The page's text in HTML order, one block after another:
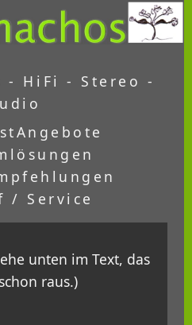
- HiFi - Stereo -
Angebote
/ Service
unten im Text, das
raus.)